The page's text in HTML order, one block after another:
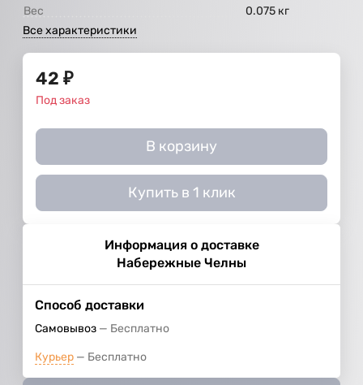
Вес
0.075 кг
Все характеристики
42 ₽
Под заказ
В корзину
Купить в 1 клик
Информация о доставке
Набережные Челны
Способ доставки
Самовывоз Бесплатно
Курьер Бесплатно